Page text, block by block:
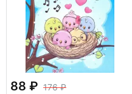
88
176